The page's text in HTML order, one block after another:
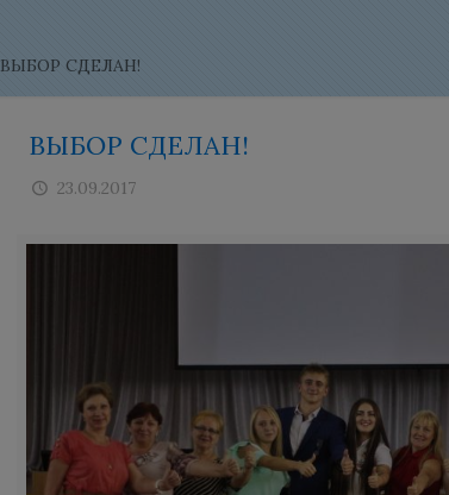
ВЫБОР СДЕЛАН!
ВЫБОР СДЕЛАН!
23.09.2017